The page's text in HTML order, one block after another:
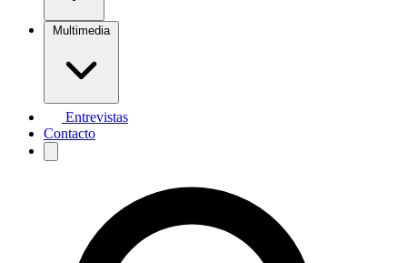
Multimedia
Entrevistas
Contacto